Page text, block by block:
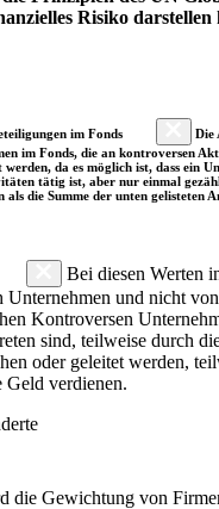
Risiko darstellen
im Fonds
Die
im Fonds, die an kontroversen
da es möglich ist, dass ein
tätig ist, aber nur einmal
als die Summe der unten gelisteten
Bei diesen Werten
und nicht
Kontroversen
sind, teilweise durch
oder geleitet werden,
Geld verdienen.
die Gewichtung von